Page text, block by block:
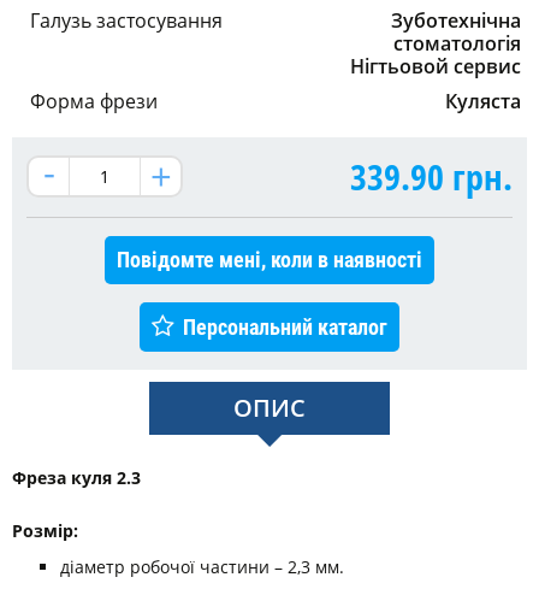
Галузь застосування
Зуботехнічна
стоматологія
Нігтьовой сервис
Форма фрези
Куляста
339.90 грн.
Повідомте мені, коли в наявності
Персональний каталог
ОПИС
Фреза куля 2.3
Розмір:
діаметр робочої частини – 2,3 мм.